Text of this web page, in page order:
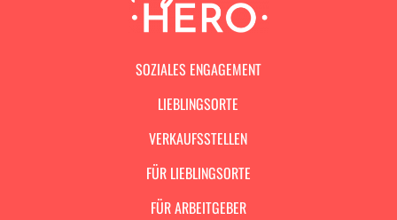
SOZIALES ENGAGEMENT
LIEBLINGSORTE
VERKAUFSSTELLEN
FÜR LIEBLINGSORTE
FÜR ARBEITGEBER